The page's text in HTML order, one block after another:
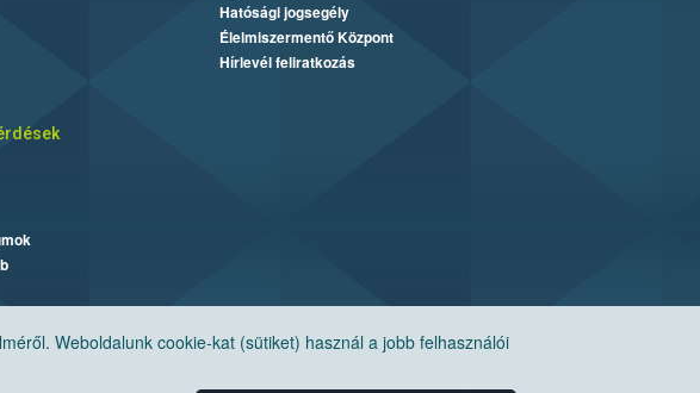
Weboldalunk cookie-kat (sütiket) használ a jobb felhasználói
Hatósági jogsegély
Élelmiszermentő Központ
Hírlevél feliratkozás